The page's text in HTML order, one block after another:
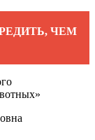
ЧЕМ